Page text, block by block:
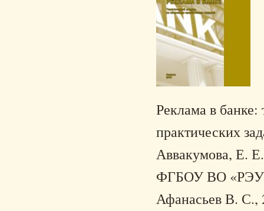
Реклама в
практических
Аввакумова, Е.
ФГБОУ ВО «РЭУ
Афанасьев В.